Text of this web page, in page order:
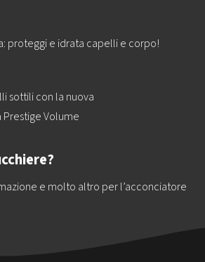
proteggi e idrata capelli e corpo!
sottili con la nuova
Volume
e molto altro per l’acconciatore